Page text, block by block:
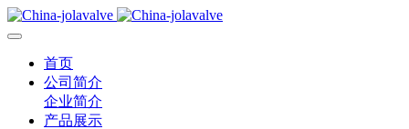
首页
公司简介
企业简介
产品展示